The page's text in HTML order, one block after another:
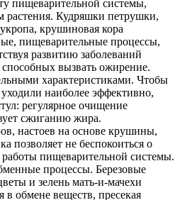
пищеварительной системы,
Кудряшки петрушки,
крушиновая кора
пищеварительные процессы,
развитию заболеваний
вызвать ожирение.
характеристиками. Чтобы
наиболее эффективно,
регулярное очищение
сжиганию жира.
настоев на основе крушины,
позволяет не беспокоиться о
пищеварительной системы.
процессы. Березовые
и зелень мать-и-мачехи
в обмене веществ, пресекая